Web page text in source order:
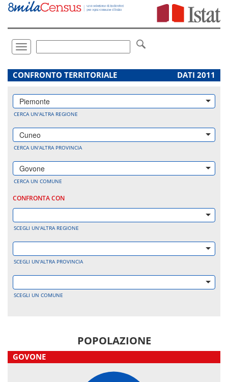
Vai
direttamente
Toggle
navigation
.
CONFRONTO TERRITORIALE DATI 2011
Piemonte
CERCA UN'ALTRA REGIONE
Cuneo
CERCA UN'ALTRA PROVINCIA
Govone
CERCA UN COMUNE
CONFRONTA CON
SCEGLI UN'ALTRA REGIONE
SCEGLI UN'ALTRA PROVINCIA
SCEGLI UN COMUNE
POPOLAZIONE
GOVONE